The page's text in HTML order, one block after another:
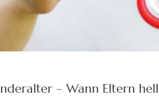
– Wann Eltern